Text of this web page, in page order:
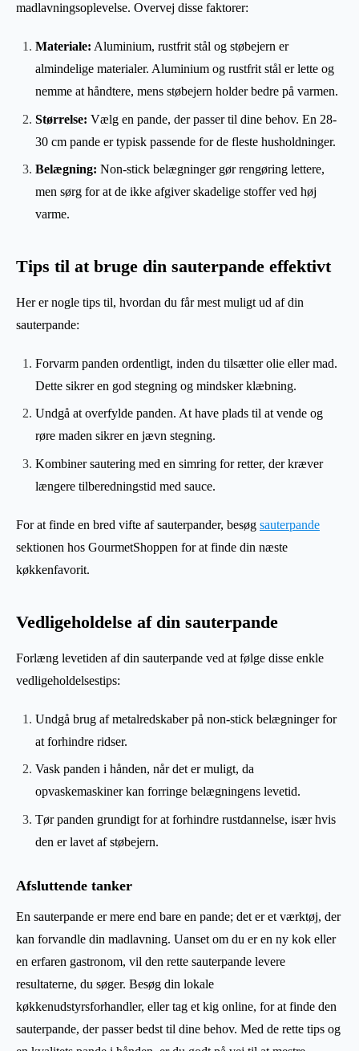
madlavningsoplevelse. Overvej disse faktorer:
Materiale: Aluminium, rustfrit stål og støbejern er
almindelige materialer. Aluminium og rustfrit stål er lette og
nemme at håndtere, mens støbejern holder bedre på varmen.
Størrelse: Vælg en pande, der passer til dine behov. En 28-
30 cm pande er typisk passende for de fleste husholdninger.
Belægning: Non-stick belægninger gør rengøring lettere,
men sørg for at de ikke afgiver skadelige stoffer ved høj
varme.
Tips til at bruge din sauterpande effektivt
Her er nogle tips til, hvordan du får mest muligt ud af din
sauterpande:
Forvarm panden ordentligt, inden du tilsætter olie eller mad.
Dette sikrer en god stegning og mindsker klæbning.
Undgå at overfylde panden. At have plads til at vende og
røre maden sikrer en jævn stegning.
Kombiner sautering med en simring for retter, der kræver
længere tilberedningstid med sauce.
For at finde en bred vifte af sauterpander, besøg sauterpande
sektionen hos GourmetShoppen for at finde din næste
køkkenfavorit.
Vedligeholdelse af din sauterpande
Forlæng levetiden af din sauterpande ved at følge disse enkle
vedligeholdelsestips:
Undgå brug af metalredskaber på non-stick belægninger for
at forhindre ridser.
Vask panden i hånden, når det er muligt, da
opvaskemaskiner kan forringe belægningens levetid.
Tør panden grundigt for at forhindre rustdannelse, især hvis
den er lavet af støbejern.
Afsluttende tanker
En sauterpande er mere end bare en pande; det er et værktøj, der
kan forvandle din madlavning. Uanset om du er en ny kok eller
en erfaren gastronom, vil den rette sauterpande levere
resultaterne, du søger. Besøg din lokale
køkkenudstyrsforhandler, eller tag et kig online, for at finde den
sauterpande, der passer bedst til dine behov. Med de rette tips og